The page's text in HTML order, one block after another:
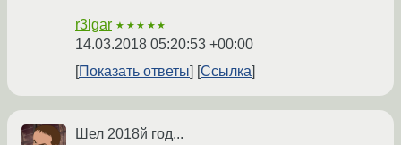
r3lgar ★★★★★
14.03.2018 05:20:53 +00:00
Показать ответы
Ссылка
Шел 2018й год...